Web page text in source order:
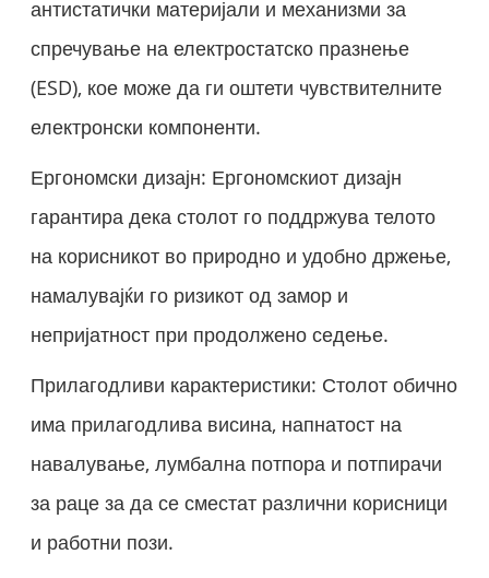
антистатички материјали и механизми за
спречување на електростатско празнење
(ESD), кое може да ги оштети чувствителните
електронски компоненти.
Ергономски дизајн: Ергономскиот дизајн
гарантира дека столот го поддржува телото
на корисникот во природно и удобно држење,
намалувајќи го ризикот од замор и
непријатност при продолжено седење.
Прилагодливи карактеристики: Столот обично
има прилагодлива висина, напнатост на
навалување, лумбална потпора и потпирачи
за раце за да се сместат различни корисници
и работни пози.